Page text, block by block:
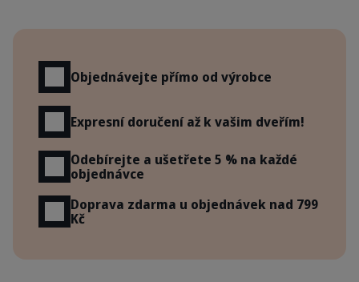
Objednávejte přímo od výrobce
Expresní doručení až k vašim dveřím!
Odebírejte a ušetřete 5 % na každé
objednávce
Doprava zdarma u objednávek nad 799
Kč